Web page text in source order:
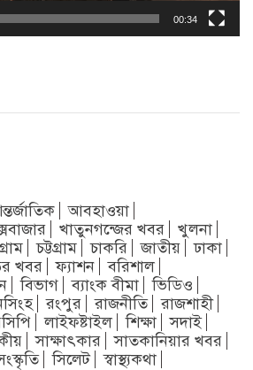
00:34
আবহাওয়া
খাতুনগন্জের খবর
খুলনা
চট্টগ্রাম চাকরি জাতীয়
ঢাকা
খবর ফ্যাশন
বরিশাল
বিভাগ ব্যাংক বীমা
ভিডিও
রংপুর রাজনীতি
রাজশাহী
লাইফষ্টাইল শিক্ষা
সদাই
সাক্ষাৎকার
সাতকানিয়ার খবর
সিলেট স্বাস্থ্যকথা